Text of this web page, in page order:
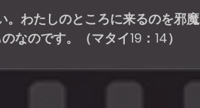
。わたしのところに来るのを邪魔
なのです。（マタイ19：14）